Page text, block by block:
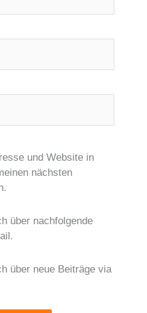
und Website in
nächsten
über nachfolgende
über neue Beiträge via